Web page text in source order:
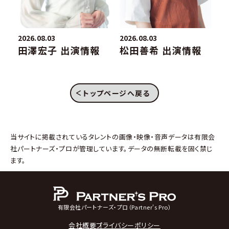
2026.08.03
田澤宏子 出演情報
2026.08.03
松田善希 出演情報
トップページへ戻る
当サイトに掲載されているタレントの画像・映像・音声データは有限会
社パートナーズ・プロが管理しています。データの無断転載を固く禁じ
ます。
有限会社パートナーズ・プロ（Partner's Pro）
会社概要プライバシーポリシー